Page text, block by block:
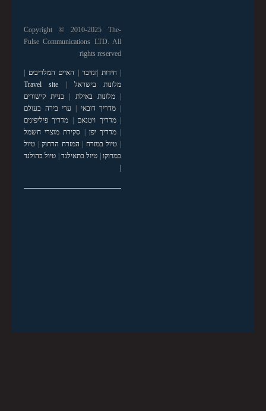
Copyright © 2010-2025 The-
Pulse Communications LTD. All
rights reserved
|חידות זנזיבר האיים המלדיבים
מלונות בישראל
Travel site
|מלונות באילת
בניית קישורים
מדריך דובאי
ערי בירה בעולם
|מדריך ויטנאם
מדריך פיליפינים
|מדריך יפן
סקירת מוצרי חשמל
טיול במזרח המזרח הרחוק| טיול
במרוקו| טיול בתאילנד| טיול בהולנד